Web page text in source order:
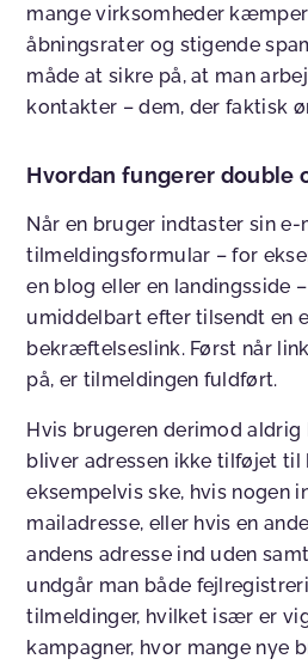
mange virksomheder
åbningsrater og stigende
måde at sikre på, at man
kontakter – dem, der faktisk
Hvordan fungerer double
Når en bruger indtaster sin e-
tilmeldingsformular – for
en blog eller en landingsside
umiddelbart efter tilsendt en
bekræftelseslink. Først når
på, er tilmeldingen fuldført.
Hvis brugeren derimod aldrig
bliver adressen ikke tilføjet til
eksempelvis ske, hvis nogen
mailadresse, eller hvis en
andens adresse ind uden
undgår man både
tilmeldinger, hvilket især er
kampagner, hvor mange nye